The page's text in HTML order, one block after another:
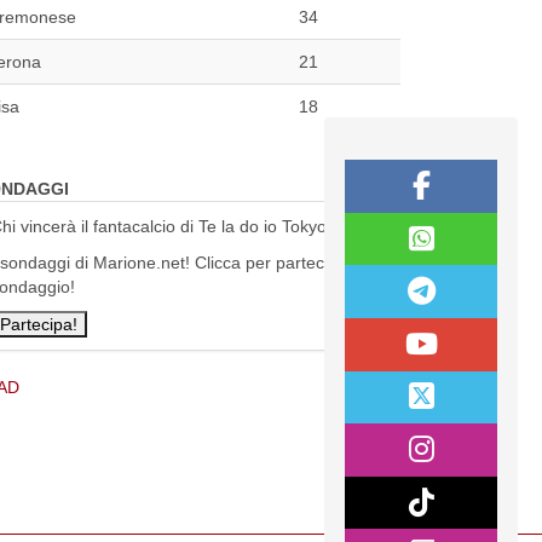
34
21
18
vincerà il fantacalcio di Te la do io Tokyo?
di Marione.net! Clicca per partecipare al